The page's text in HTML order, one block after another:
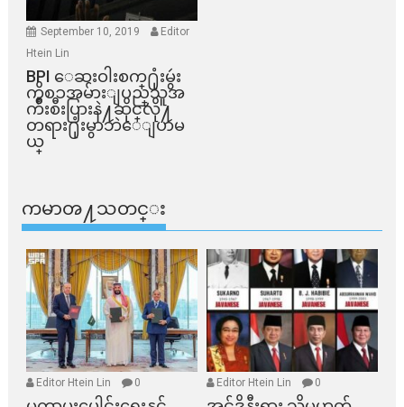
September 10, 2019
Editor
Htein Lin
BPI ​ေဆးဝါးစက္​႐ုံးမွဴး
ကိစၥအမ်ားျပည္​သူအ
က်ိဳးစီးပြားနဲ႔ဆိုင္​လို႔
တရား႐ုံးမွာဘဲေျပာမ
ယ္​
ကမာၻ႔သတင္း
Editor Htein Lin 0 Editor Htein Lin 0